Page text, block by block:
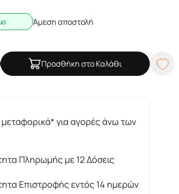
Άμεση αποστολή
Προσθήκη στο Καλάθι
για αγορές άνω των
Πληρωμής με 12 Δόσεις
Επιστροφής εντός 14 ημερών